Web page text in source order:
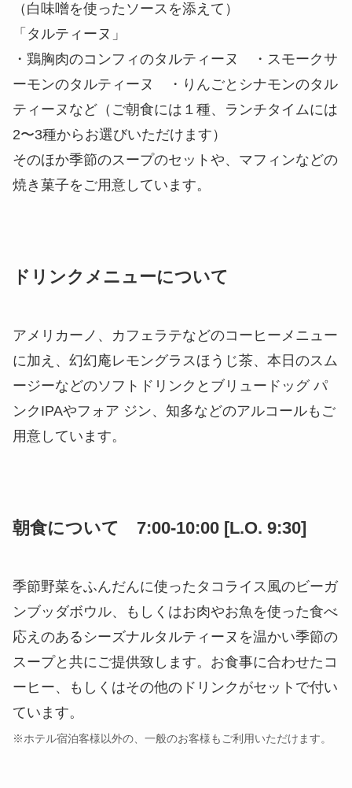
（白味噌を使ったソースを添えて）
「タルティーヌ」
・鶏胸肉のコンフィのタルティーヌ ・スモークサ
ーモンのタルティーヌ ・りんごとシナモンのタル
ティーヌなど（ご朝食には１種、ランチタイムには
2〜3種からお選びいただけます）
そのほか季節のスープのセットや、マフィンなどの
焼き菓子をご用意しています。
ドリンクメニューについて
アメリカーノ、カフェラテなどのコーヒーメニュー
に加え、幻幻庵レモングラスほうじ茶、本日のスム
ージーなどのソフトドリンクとブリュードッグ パ
ンクIPAやフォア ジン、知多などのアルコールもご
用意しています。
朝食について 7:00-10:00 [L.O. 9:30]
季節野菜をふんだんに使ったタコライス風のビーガ
ンブッダボウル、もしくはお肉やお魚を使った食べ
応えのあるシーズナルタルティーヌを温かい季節の
スープと共にご提供致します。お食事に合わせたコ
ーヒー、もしくはその他のドリンクがセットで付い
ています。
※ホテル宿泊客様以外の、一般のお客様もご利用いただけます。